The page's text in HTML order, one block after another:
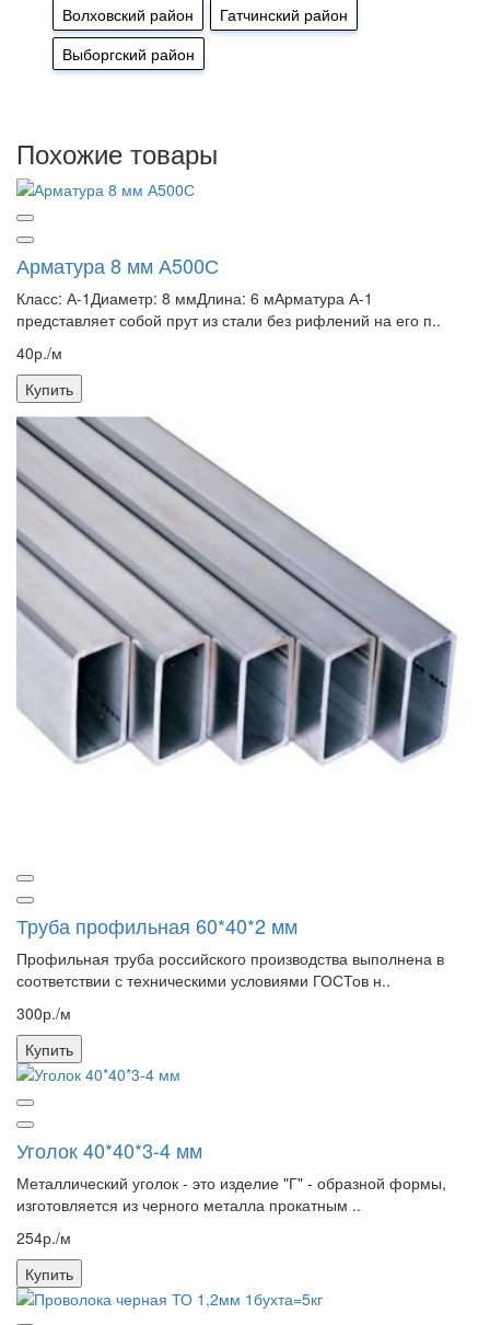
Волховский район
Гатчинский район
Выборгский район
Похожие товары
Арматура 8 мм А500С
Класс: А-1Диаметр: 8 ммДлина: 6 мАрматура А-1
представляет собой прут из стали без рифлений на его п..
40р./м
Купить
Труба профильная 60*40*2 мм
Профильная труба российского производства выполнена в
соответствии с техническими условиями ГОСТов н..
300р./м
Купить
Уголок 40*40*3-4 мм
Металлический уголок - это изделие "Г" - образной формы,
изготовляется из черного металла прокатным ..
254р./м
Купить